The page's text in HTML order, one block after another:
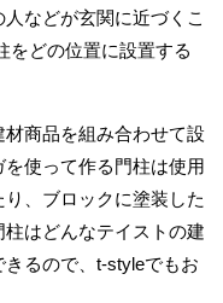
などが玄関に近づくこ
をどの位置に設置する
商品を組み合わせて設
使って作る門柱は使用
、ブロックに塗装した
はどんなテイストの建
るので、t-styleでもお